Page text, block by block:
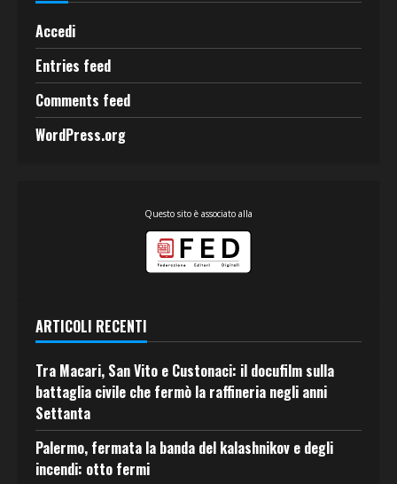
Accedi
Entries feed
Comments feed
WordPress.org
Questo sito è associato alla
ARTICOLI RECENTI
Tra Macari, San Vito e Custonaci: il docufilm sulla
battaglia civile che fermò la raffineria negli anni
Settanta
Palermo, fermata la banda del kalashnikov e degli
incendi: otto fermi